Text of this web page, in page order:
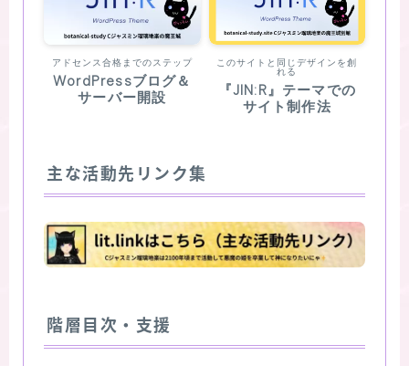
アドセンス合格までのステップ
WordPressブログ＆
サーバー開設
このサイトと同じデザインを創
れる
『JIN:R』テーマでの
サイト制作法
主な活動先リンク集
階層目次・支援